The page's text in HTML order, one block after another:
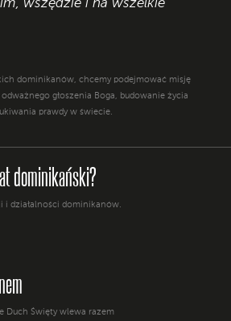
wszędzie i na wszelkie
dominikanów, chcemy podejmować misję
głoszenia Boga, budowanie życia
prawdy w świecie.
dominikański?
i działalności dominikanów.
Duch Święty wlewa razem